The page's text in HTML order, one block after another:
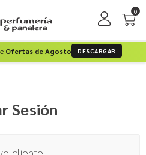
0
Ofertas de Agosto DESCARGAR
Sesión